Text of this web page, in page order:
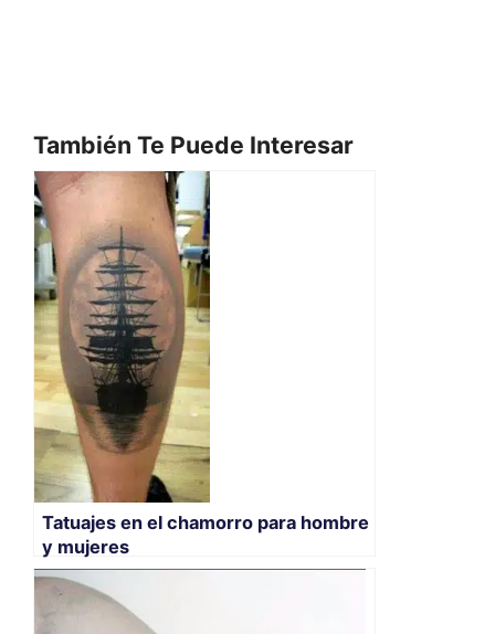
También Te Puede Interesar
Tatuajes en el chamorro para hombre
y mujeres